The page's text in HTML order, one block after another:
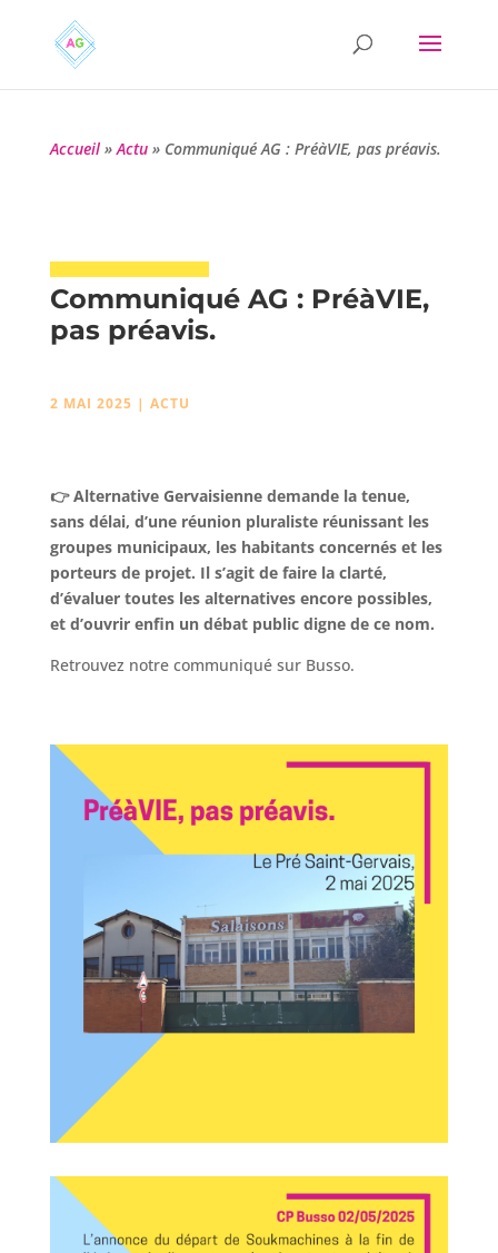
Accueil»Actu» Communiqué AG : PréàVIE, pas préavis.
Communiqué AG : PréàVIE,
pas préavis.
2 MAI 2025 | ACTU
👉 Alternative Gervaisienne demande la tenue,
sans délai, d’une réunion pluraliste réunissant les
groupes municipaux, les habitants concernés et les
porteurs de projet. Il s’agit de faire la clarté,
d’évaluer toutes les alternatives encore possibles,
et d’ouvrir enfin un débat public digne de ce nom.
Retrouvez notre communiqué sur Busso.